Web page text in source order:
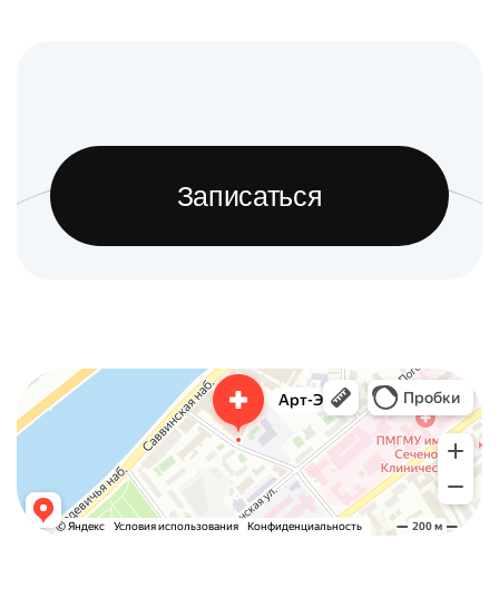
Записаться
Арт-Эко
Медцентр, клиника в Москве
Гинекологическая клиника в Москве